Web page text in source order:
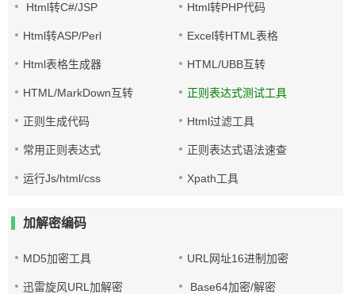
Html转C#/JSP Html转PHP代码
Html转ASP/Perl Excel转HTML表格
Html表格生成器 HTML/UBB互转
HTML/MarkDown互转 正则表达式测试工具
正则生成代码 Html过滤工具
常用正则表达式 正则表达式语法速查
运行Js/html/css Xpath工具
加解密编码
MD5加密工具 URL网址16进制加密
迅雷旋风URL加解密 Base64加密/解密